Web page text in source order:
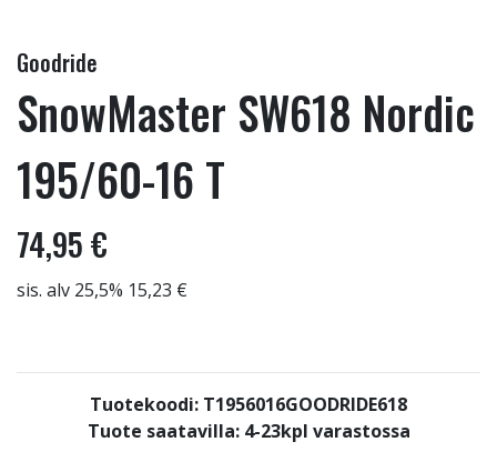
Goodride
SnowMaster SW618 Nordic
195/60-16 T
74,95 €
sis. alv 25,5% 15,23 €
Tuotekoodi: T1956016GOODRIDE618
Tuote saatavilla: 4-23kpl varastossa